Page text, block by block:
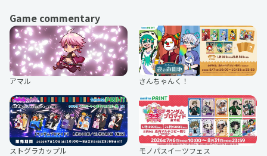
Game commentary
アマル さんちゃんく！
ストグラカップル モノパスイーツフェス